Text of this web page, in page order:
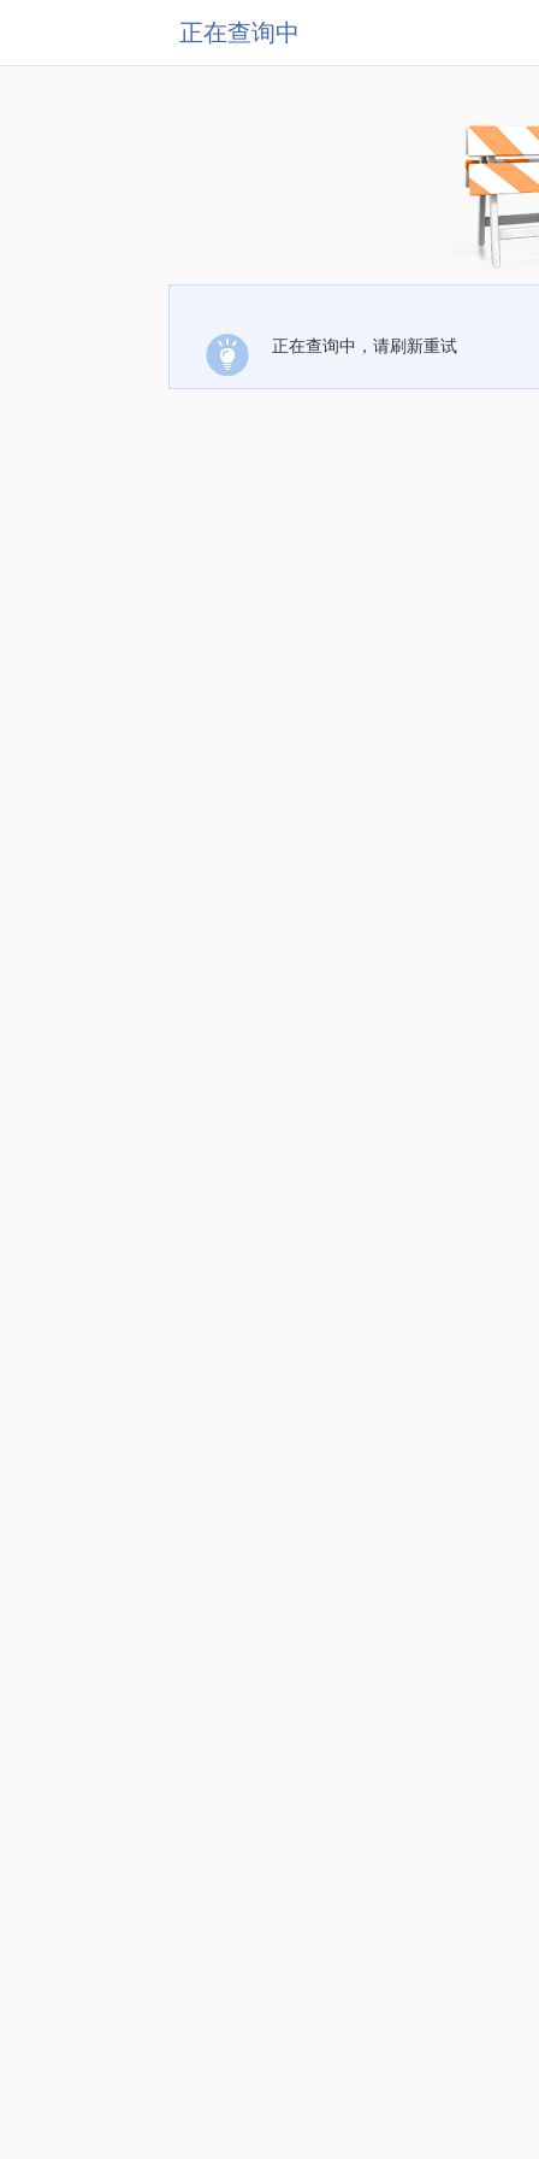
正在查询中
正在查询中，请刷新重试